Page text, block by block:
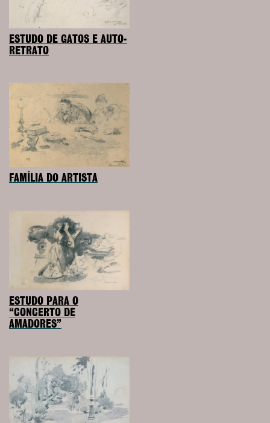
ESTUDO DE GATOS E AUTO-
RETRATO
FAMÍLIA DO ARTISTA
ESTUDO PARA O
“CONCERTO DE
AMADORES”